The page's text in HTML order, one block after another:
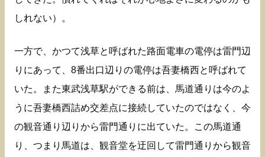
しれない）。
一方で、かつて浅草と呼ばれた路面電車の電停は雷門辺
りにあって、8番出口辺りの電停は吾妻橋西と呼ばれて
いた。また東武浅草駅ができる前は、馬道通りは今のよ
うに吾妻橋西詰め交差点に接続していたのではなく、今
の観音通り辺りから雷門通りに出ていた。この馬道通
り、つまり馬道は、観音堂を迂回して雷門通りから観音